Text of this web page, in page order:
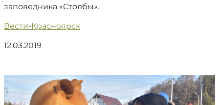
заповедника «Столбы».
Вести-Красноярск
12.03.2019